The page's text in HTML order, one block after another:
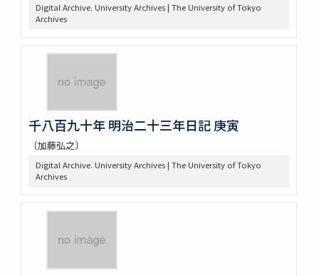
Digital Archive. University Archives | The University of Tokyo
Archives
千八百九十年 明治二十三年日記 庚寅
〔加藤弘之〕
Digital Archive. University Archives | The University of Tokyo
Archives